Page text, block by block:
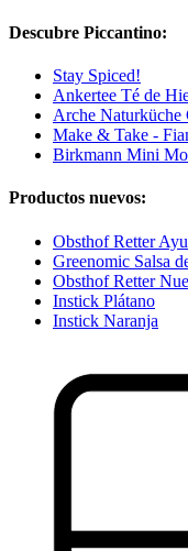
Descubre Piccantino:
Stay Spiced!
Ankertee Té de
Arche Naturküche
Make & Take -
Birkmann Mini
Productos nuevos:
Obsthof Retter
Greenomic Salsa
Obsthof Retter
Instick Plátano
Instick Naranja